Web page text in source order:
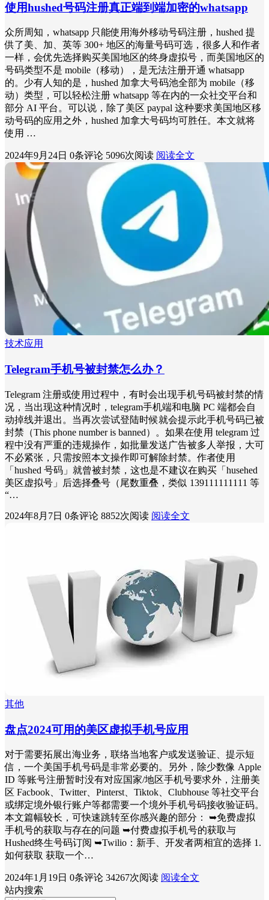
使用hushed号码注册真正端到端加密的whatsapp
众所周知，whatsapp 只能使用海外移动号码注册，hushed 提
供了美、加、英等 300+ 地区的海量号码可选，很多人和作者
一样，会优先选择购买美国地区的终身虚拟号，而美国地区的
号码类型不是 mobile（移动），是无法注册开通 whatsapp
的。少有人知的是，hushed 加拿大号码池全部为 mobile（移
动）类型，可以轻松注册 whatsapp 等在内的一众社交平台和
部分 AI 平台。可以说，除了美区 paypal 这种要求美国地区移
动号码的应用之外，hushed 加拿大号码均可胜任。本文就将
使用 …
2024年9月24日 0条评论 5096次阅读 阅读全文
技术应用
Telegram手机号被封禁怎么办？
Telegram 注册或使用过程中，有时会出现手机号码被封禁的情
况，当出现这种情况时，telegram手机端和电脑 PC 端都会自
动掉线并退出。当再次尝试登陆时候就会提示此手机号码已被
封禁（This phone number is banned）。如果在使用 telegram 过
程中没有严重的违规操作，如批量发送广告被多人举报，大可
不必紧张，只需按照本文操作即可解除封禁。作者使用
「hushed 号码」就曾被封禁，这也是不建议在购买「husehed
美区虚拟号」后选择叠号（尾数重叠，类似 139111111111 等
“…
2024年8月7日 0条评论 8852次阅读 阅读全文
其他
盘点2024可用的美区虚拟手机号应用
对于需要拓展出海业务，联络当地客户或发送验证、提示短
信，一个美国手机号码是非常必要的。另外，除少数像 Apple
ID 等账号注册暂时没有对应国家/地区手机号要求外，注册美
区 Facbook、Twitter、Pinterst、Tiktok、Clubhouse 等社交平台
或绑定境外银行账户等都需要一个境外手机号码接收验证码。
本文篇幅较长，可快速跳转至你感兴趣的部分： ➥免费虚拟
手机号的获取与存在的问题 ➥付费虚拟手机号的获取与
Hushed终生号码订阅 ➥Twilio：新手、开发者两相宜的选择 1.
如何获取 获取一个…
2024年1月19日 0条评论 34267次阅读 阅读全文
站内搜索